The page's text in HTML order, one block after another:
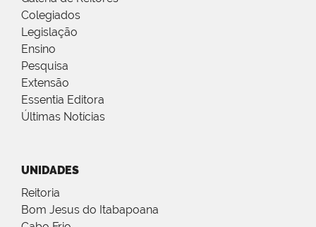
Colegiados
Legislação
Ensino
Pesquisa
Extensão
Essentia Editora
Últimas Notícias
UNIDADES
Reitoria
Bom Jesus do Itabapoana